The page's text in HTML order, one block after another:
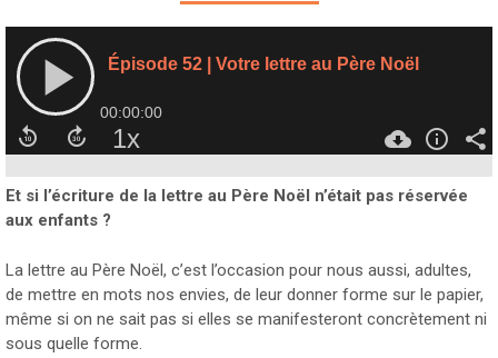
Et si l’écriture de la lettre au Père Noël n’était pas réservée
aux enfants ?
La lettre au Père Noël, c’est l’occasion pour nous aussi, adultes,
de mettre en mots nos envies, de leur donner forme sur le papier,
même si on ne sait pas si elles se manifesteront concrètement ni
sous quelle forme.